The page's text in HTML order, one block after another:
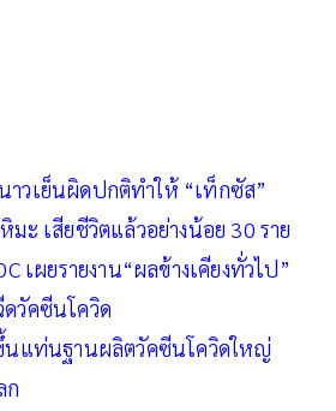
าวเย็นผิดปกติทำให้ “เท็กซัส”
มะ เสียชีวิตแล้วอย่างน้อย 30 ราย
เผยรายงาน“ผลข้างเคียงทั่วไป”
วัคซีนโควิด
นแท่นฐานผลิตวัคซีนโควิดใหญ่
ก